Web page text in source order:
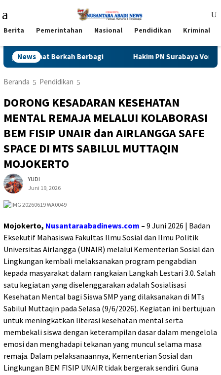
ke
Mobile
Berita Pemerintahan Nasional Pendidikan Kriminal
News
Berkah Berbagi Hakim PN Surabaya Vonis Firrizki
Beranda Pendidikan
DORONG KESADARAN KESEHATAN
MENTAL REMAJA MELALUI KOLABORASI
BEM FISIP UNAIR dan AIRLANGGA SAFE
SPACE DI MTS SABILUL MUTTAQIN
MOJOKERTO
YUDI
Juni 19, 2026
Mojokerto, Nusantaraabadinews.com – 9 Juni 2026 | Badan
Eksekutif Mahasiswa Fakultas Ilmu Sosial dan Ilmu Politik
Universitas Airlangga (UNAIR) melalui Kementerian Sosial dan
Lingkungan kembali melaksanakan program pengabdian
kepada masyarakat dalam rangkaian Langkah Lestari 3.0. Salah
satu kegiatan yang diselenggarakan adalah Sosialisasi
Kesehatan Mental bagi Siswa SMP yang dilaksanakan di MTs
Sabilul Muttaqin pada Selasa (9/6/2026). Kegiatan ini bertujuan
untuk meningkatkan literasi kesehatan mental serta
membekali siswa dengan keterampilan dasar dalam mengelola
emosi dan menghadapi tekanan yang muncul selama masa
remaja. Dalam pelaksanaannya, Kementerian Sosial dan
Lingkungan BEM FISIP UNAIR tidak bergerak sendiri. Guna